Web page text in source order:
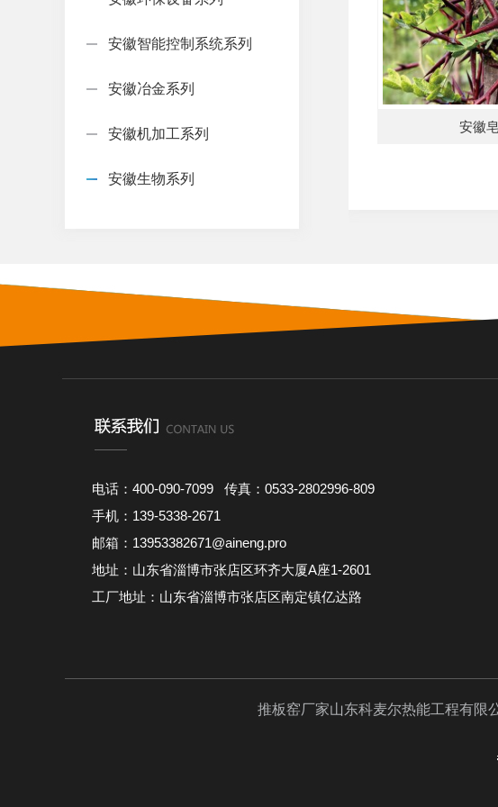
安徽智能控制系统系列
安徽冶金系列
安徽机加工系列
安徽生物系列
安徽
电话：400-090-7099 传真：0533-2802996-809
手机：139-5338-2671
邮箱：13953382671@aineng.pro
地址：山东省淄博市张店区环齐大厦A座1-2601
工厂地址：山东省淄博市张店区南定镇亿达路
推板窑厂家山东科麦尔热能工程有限